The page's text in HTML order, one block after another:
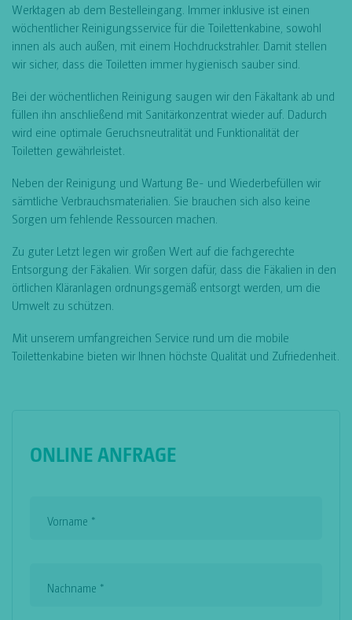
Werktagen ab dem Bestelleingang. Immer inklusive ist einen
wöchentlicher Reinigungsservice für die Toilettenkabine, sowohl
innen als auch außen, mit einem Hochdruckstrahler. Damit stellen
wir sicher, dass die Toiletten immer hygienisch sauber sind.
Bei der wöchentlichen Reinigung saugen wir den Fäkaltank ab und
füllen ihn anschließend mit Sanitärkonzentrat wieder auf. Dadurch
wird eine optimale Geruchsneutralität und Funktionalität der
Toiletten gewährleistet.
Neben der Reinigung und Wartung Be- und Wiederbefüllen wir
sämtliche Verbrauchsmaterialien. Sie brauchen sich also keine
Sorgen um fehlende Ressourcen machen.
Zu guter Letzt legen wir großen Wert auf die fachgerechte
Entsorgung der Fäkalien. Wir sorgen dafür, dass die Fäkalien in den
örtlichen Kläranlagen ordnungsgemäß entsorgt werden, um die
Umwelt zu schützen.
Mit unserem umfangreichen Service rund um die mobile
Toilettenkabine bieten wir Ihnen höchste Qualität und Zufriedenheit.
ONLINE ANFRAGE
Vorname *
Nachname *